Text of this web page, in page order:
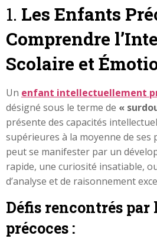
1. Les Enfants
Comprendre
Scolaire et
Un enfant intellectuellement
désigné sous le terme de «
présente des capacités
supérieures à la moyenne de ses
peut se manifester par un
rapide, une curiosité insatiable,
d’analyse et de raisonnement
Défis rencontrés par
précoces :